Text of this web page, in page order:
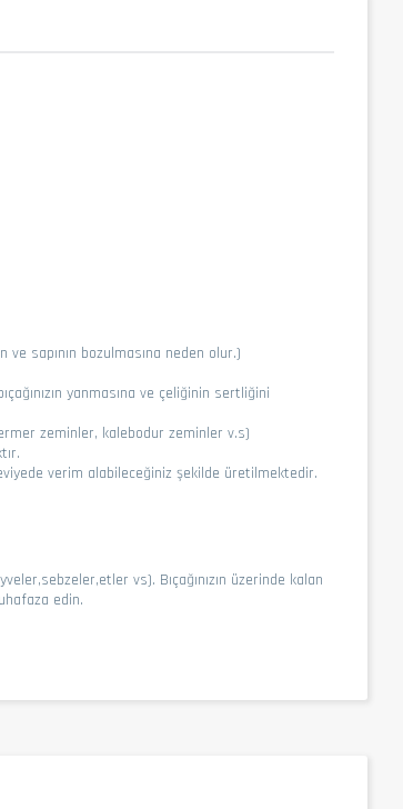
ve sapının bozulmasına neden olur.)
yanmasına ve çeliğinin sertliğini
zeminler, kalebodur zeminler v.s)
verim alabileceğiniz şekilde üretilmektedir.
vs). Bıçağınızın üzerinde kalan
edin.